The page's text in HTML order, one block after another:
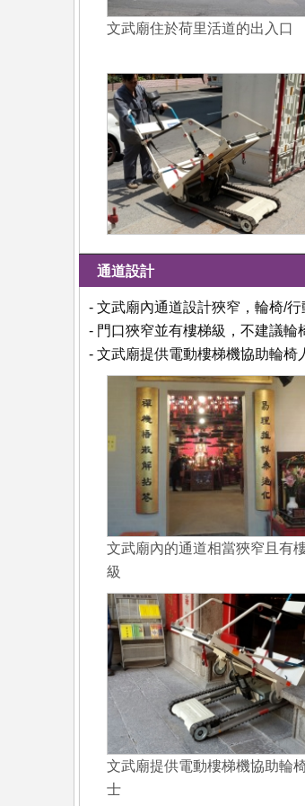
文武廟住於荷里活道的出入口
通道設計
- 文武廟內通道設計狹窄，輪椅/
- 門口狹窄並有樓梯級，不建議輪
- 文武廟提供電動樓梯機協助輪
文武廟內的通道相當狹窄且有
級
文武廟提供電動樓梯機協助輪
士